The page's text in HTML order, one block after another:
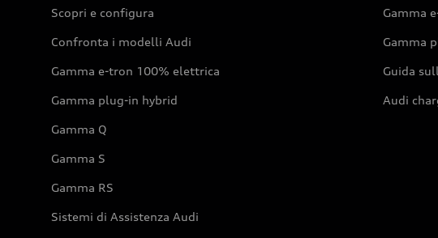
Scopri e configura
Confronta i modelli Audi
Gamma e-tron 100% elettrica
Gamma plug-in hybrid
Gamma Q
Gamma S
Gamma RS
Sistemi di Assistenza Audi
Gamma
Gamma
Guida
Audi